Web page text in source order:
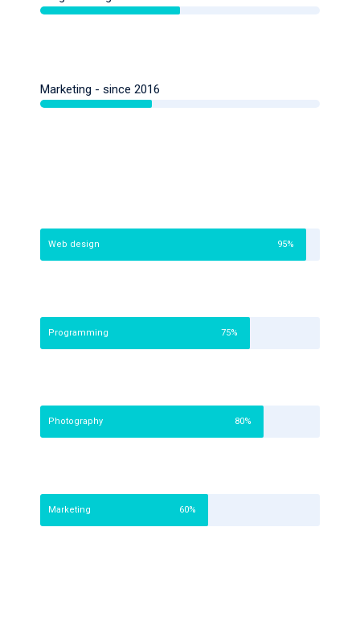
Marketing - since 2016
Web design 95%
Programming 75%
Photography 80%
Marketing 60%